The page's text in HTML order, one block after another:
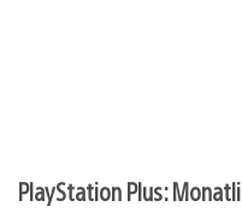
PlayStation Plus: